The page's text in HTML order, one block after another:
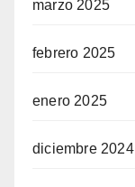
marzo 2025
febrero 2025
enero 2025
diciembre 2024